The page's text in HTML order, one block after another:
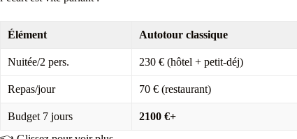
Élément Autotour classique
Nuitée/2 pers. 230 € (hôtel + petit-déj)
Repas/jour 70 € (restaurant)
Budget 7 jours 2100 €+